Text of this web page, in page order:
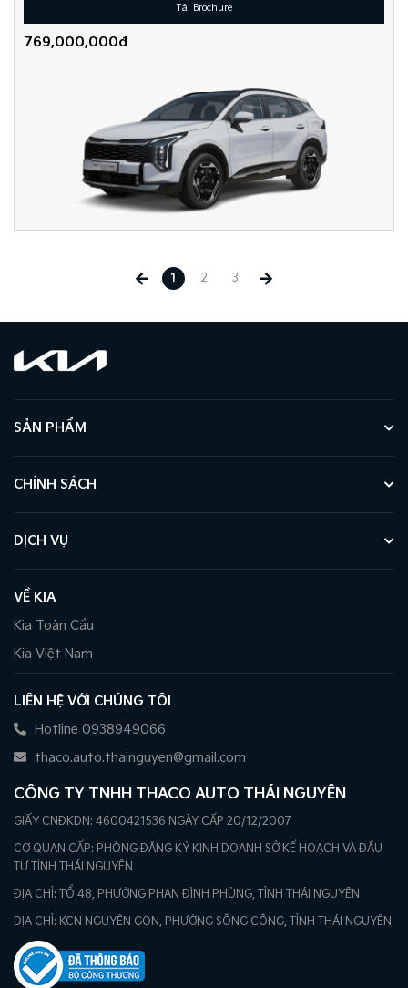
Tải Brochure
769,000,000đ
1 2 3
SẢN PHẨM
CHÍNH SÁCH
DỊCH VỤ
VỀ KIA
Kia Toàn Cầu
Kia Việt Nam
LIÊN HỆ VỚI CHÚNG TÔI
Hotline 0938949066
thaco.auto.thainguyen@gmail.com
CÔNG TY TNHH THACO AUTO THÁI NGUYÊN
GIẤY CNĐKDN: 4600421536 NGÀY CẤP 20/12/2007
CƠ QUAN CẤP: PHÒNG ĐĂNG KÝ KINH DOANH SỞ KẾ HOẠCH VÀ ĐẦU
TƯ TỈNH THÁI NGUYÊN
ĐỊA CHỈ: TỔ 48, PHƯỜNG PHAN ĐÌNH PHÙNG, TỈNH THÁI NGUYÊN
ĐỊA CHỈ: KCN NGUYÊN GON, PHƯỜNG SÔNG CÔNG, TỈNH THÁI NGUYÊN